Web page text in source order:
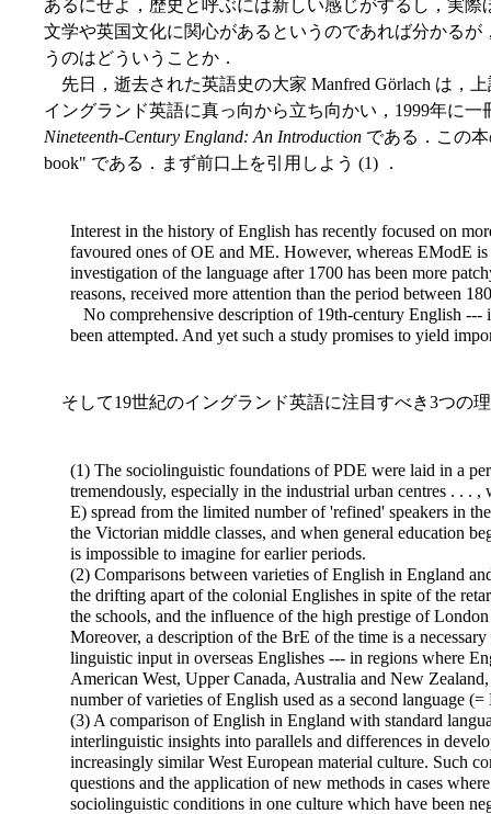
あるにせよ，歴史と呼ぶには新しい感じがするし，実
文学や英国文化に関心があるというのであれば分かる
うのはどういうことか．
先日，逝去された英語史の大家 Manfred Görlach は，
イングランド英語に真っ向から立ち向かい，1999年に
Nineteenth-Century England: An Introduction である．この本
book" である．まず前口上を引用しよう (1) ．
Interest in the history of English has recently focused on
favoured ones of OE and ME. However, whereas EModE
investigation of the language after 1700 has been more
reasons, received more attention than the period between
No comprehensive description of 19th-century English ---
been attempted. And yet such a study promises to yield
そして19世紀のイングランド英語に注目すべき3つの
(1) The sociolinguistic foundations of PDE were laid in a
tremendously, especially in the industrial urban centres . . . ,
E) spread from the limited number of 'refined' speakers in
the Victorian middle classes, and when general education
is impossible to imagine for earlier periods.
(2) Comparisons between varieties of English in England
the drifting apart of the colonial Englishes in spite of the
the schools, and the influence of the high prestige of
Moreover, a description of the BrE of the time is a
linguistic input in overseas Englishes --- in regions where
American West, Upper Canada, Australia and New
number of varieties of English used as a second language
(3) A comparison of English in England with standard
interlinguistic insights into parallels and differences in
increasingly similar West European material culture. Such
questions and the application of new methods in cases
sociolinguistic conditions in one culture which have been